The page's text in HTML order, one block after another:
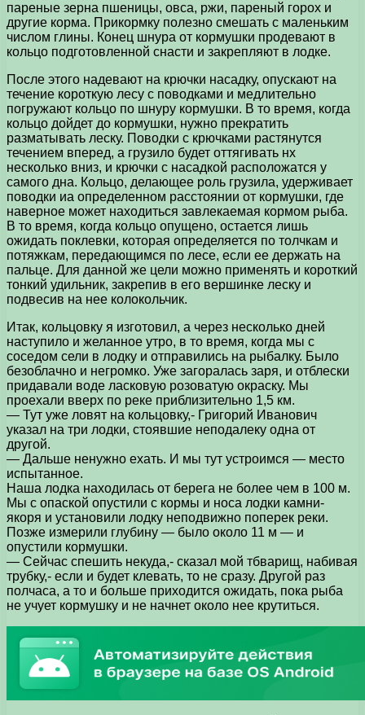
пареные зерна пшеницы, овса, ржи, пареный горох и
другие корма. Прикормку полезно смешать с маленьким
числом глины. Конец шнура от кормушки продевают в
кольцо подготовленной снасти и закрепляют в лодке.
После этого надевают на крючки насадку, опускают на
течение короткую лесу с поводками и медлительно
погружают кольцо по шнуру кормушки. В то время, когда
кольцо дойдет до кормушки, нужно прекратить
разматывать леску. Поводки с крючками растянутся
течением вперед, а грузило будет оттягивать нх
несколько вниз, и крючки с насадкой расположатся у
самого дна. Кольцо, делающее роль грузила, удерживает
поводки иа определенном расстоянии от кормушки, где
наверное может находиться завлекаемая кормом рыба.
В то время, когда кольцо опущено, остается лишь
ожидать поклевки, которая определяется по толчкам и
потяжкам, передающимся по лесе, если ее держать на
пальце. Для данной же цели можно применять и короткий
тонкий удильник, закрепив в его вершинке леску и
подвесив на нее колокольчик.
Итак, кольцовку я изготовил, а через несколько дней
наступило и желанное утро, в то время, когда мы с
соседом сели в лодку и отправились на рыбалку. Было
безоблачно и негромко. Уже загоралась заря, и отблески
придавали воде ласковую розоватую окраску. Мы
проехали вверх по реке приблизительно 1,5 км.
— Тут уже ловят на кольцовку,- Григорий Иванович
указал на три лодки, стоявшие неподалеку одна от
другой.
— Дальше ненужно ехать. И мы тут устроимся — место
испытанное.
Наша лодка находилась от берега не более чем в 100 м.
Мы с опаской опустили с кормы и носа лодки камни-
якоря и установили лодку неподвижно поперек реки.
Позже измерили глубину — было около 11 м — и
опустили кормушки.
— Сейчас спешить некуда,- сказал мой тбварищ, набивая
трубку,- если и будет клевать, то не сразу. Другой раз
полчаса, а то и больше приходится ожидать, пока рыба
не учует кормушку и не начнет около нее крутиться.